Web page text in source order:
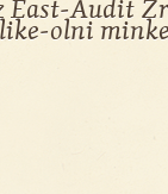
olni